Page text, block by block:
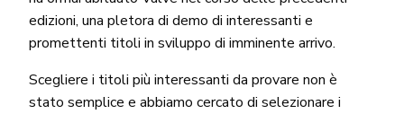
edizioni, una pletora di demo di interessanti e
promettenti titoli in sviluppo di imminente arrivo.
Scegliere i titoli più interessanti da provare non è
stato semplice e abbiamo cercato di selezionare i